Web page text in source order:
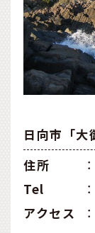
日向市「大
住所
：
Tel
：
アクセス
：